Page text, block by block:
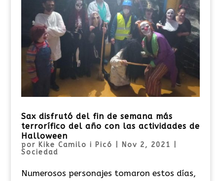
Sax disfrutó del fin de semana más
terrorífico del año con las actividades de
Halloween
por Kike Camilo i Picó Nov 2, 2021
Sociedad
Numerosos personajes tomaron estos días,